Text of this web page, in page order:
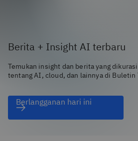
Berita + Insight AI terbaru
Temukan insight dan berita yang
tentang AI, cloud, dan lainnya di Buletin
Berlangganan hari ini